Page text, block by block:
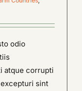
odio
atque corrupti
sint